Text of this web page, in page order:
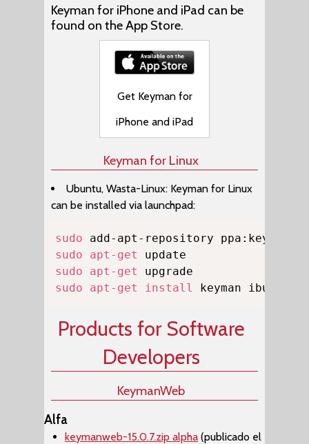
Keyman for iPhone and iPad can be
found on the App Store.
Get Keyman for
iPhone and iPad
Keyman for Linux
Ubuntu, Wasta-Linux: Keyman for Linux
can be installed via launchpad:
sudo
sudo
apt-get
sudo
apt-get
sudo
apt-get install keyman ibus-
Products for Software
Developers
KeymanWeb
Alfa
keymanweb-15.0.7.zip alpha (publicado el